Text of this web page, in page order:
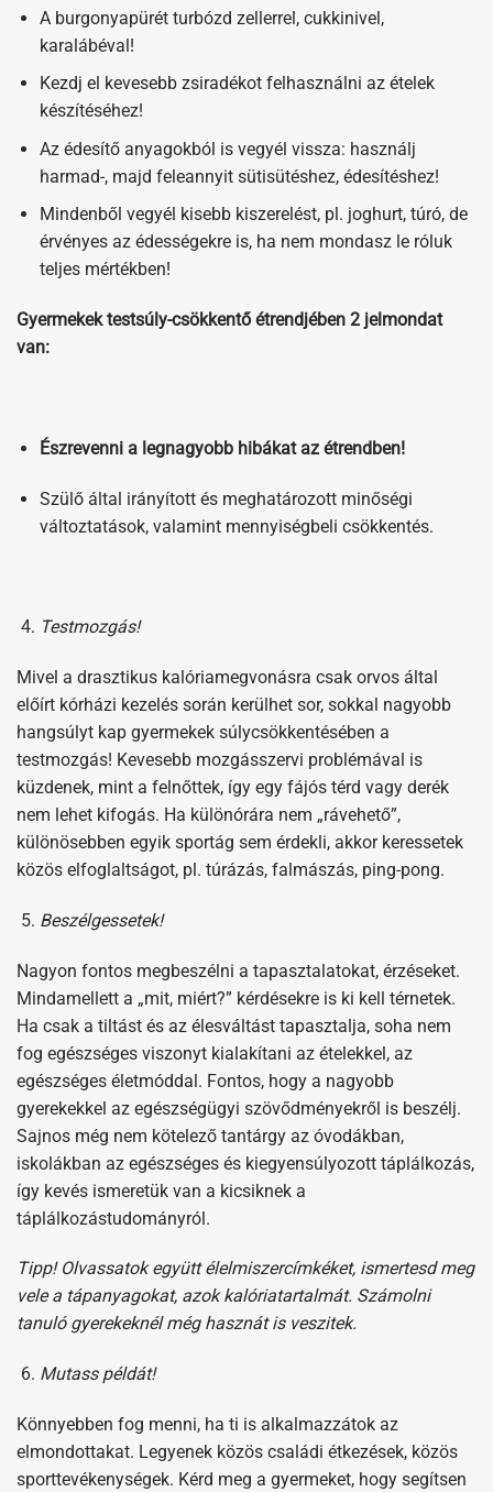
A burgonyapürét turbózd zellerrel, cukkinivel,
karalábéval!
Kezdj el kevesebb zsiradékot felhasználni az ételek
készítéséhez!
Az édesítő anyagokból is vegyél vissza: használj
harmad-, majd feleannyit sütisütéshez, édesítéshez!
Mindenből vegyél kisebb kiszerelést, pl. joghurt, túró, de
érvényes az édességekre is, ha nem mondasz le róluk
teljes mértékben!
Gyermekek testsúly-csökkentő étrendjében 2 jelmondat
van:
Észrevenni a legnagyobb hibákat az étrendben!
Szülő által irányított és meghatározott minőségi
változtatások, valamint mennyiségbeli csökkentés.
Testmozgás!
Mivel a drasztikus kalóriamegvonásra csak orvos által
előírt kórházi kezelés során kerülhet sor, sokkal nagyobb
hangsúlyt kap gyermekek súlycsökkentésében a
testmozgás! Kevesebb mozgásszervi problémával is
küzdenek, mint a felnőttek, így egy fájós térd vagy derék
nem lehet kifogás. Ha különórára nem „rávehető”,
különösebben egyik sportág sem érdekli, akkor keressetek
közös elfoglaltságot, pl. túrázás, falmászás, ping-pong.
Beszélgessetek!
Nagyon fontos megbeszélni a tapasztalatokat, érzéseket.
Mindamellett a „mit, miért?” kérdésekre is ki kell térnetek.
Ha csak a tiltást és az élesváltást tapasztalja, soha nem
fog egészséges viszonyt kialakítani az ételekkel, az
egészséges életmóddal. Fontos, hogy a nagyobb
gyerekekkel az egészségügyi szövődményekről is beszélj.
Sajnos még nem kötelező tantárgy az óvodákban,
iskolákban az egészséges és kiegyensúlyozott táplálkozás,
így kevés ismeretük van a kicsiknek a
táplálkozástudományról.
Tipp! Olvassatok együtt élelmiszercímkéket, ismertesd meg
vele a tápanyagokat, azok kalóriatartalmát. Számolni
tanuló gyerekeknél még hasznát is veszitek.
Mutass példát!
Könnyebben fog menni, ha ti is alkalmazzátok az
elmondottakat. Legyenek közös családi étkezések, közös
sporttevékenységek. Kérd meg a gyermeket, hogy segítsen